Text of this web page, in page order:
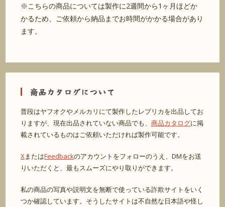
※こちらの商品については製作に2週間から1ヶ月ほどか
かるため、ご依頼から納品までお時間がかかる場合があり
ます。
商品カタログについて
普段はヤフオクやメルカリにて製作したレプリカを出品してお
りますが、現在出品されていない商品でも、商品カタログに掲
載されているものはご依頼いただければ製作可能です。
X またはFeedbackのアカウントをフォローのうえ、DMをお送
りいただくと、最もスムーズにやり取りができます。
私の商品の写真や説明文を無断で使っている詐欺サイトをいく
つか確認しています。そうしたサイトは不自然な日本語や怪し